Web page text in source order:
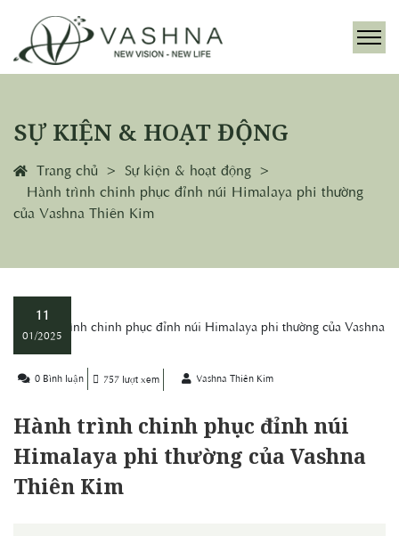
SỰ KIỆN & HOẠT ĐỘNG
Trang chủ
Sự kiện & hoạt động
Hành trình chinh phục đỉnh núi Himalaya phi thường
của Vashna Thiên Kim
11
01/2025
0 Bình luận 757 lượt xem Vashna Thiên Kim
Hành trình chinh phục đỉnh núi
Himalaya phi thường của Vashna
Thiên Kim